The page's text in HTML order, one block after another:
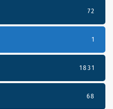
72
1
1831
68